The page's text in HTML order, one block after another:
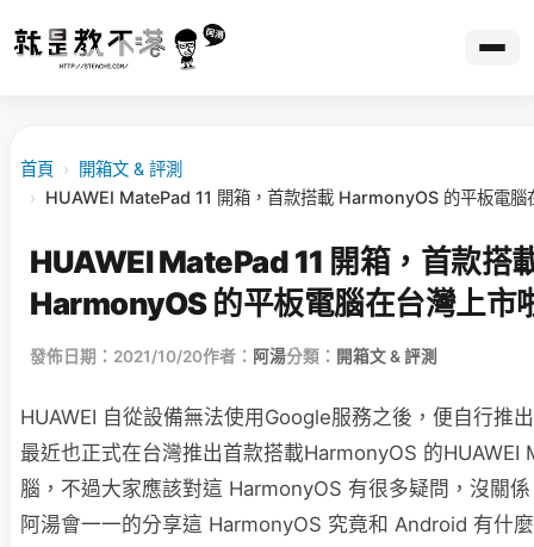
首頁 ›
開箱文 & 評測
› HUAWEI MatePad 11 開箱，首款搭載 HarmonyOS 的平板電腦
HUAWEI MatePad 11 開箱，首款搭
HarmonyOS 的平板電腦在台灣上市
發佈日期：2021/10/20作者： 阿湯分類： 開箱文 & 評測
HUAWEI 自從設備無法使用Google服務之後，便自行推
最近也正式在台灣推出首款搭載HarmonyOS 的HUAWEI
腦，不過大家應該對這 HarmonyOS 有很多疑問，沒關
阿湯會一一的分享這 HarmonyOS 究竟和 Android 有什